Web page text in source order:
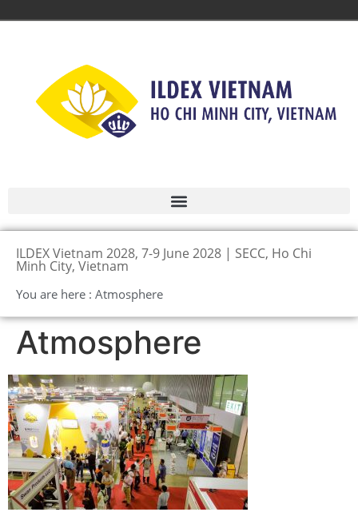
ILDEX Vietnam 2028, 7-9 June 2028 | SECC, Ho Chi
Minh City, Vietnam
You are here : Atmosphere
Atmosphere